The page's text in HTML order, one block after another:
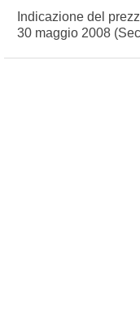
Indicazione del
30 maggio 2008